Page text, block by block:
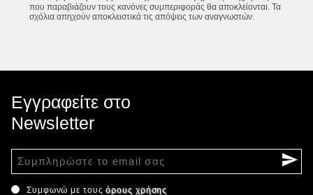
που παραβιάζουν τους κανόνες συμπεριφοράς θα αποκλείονται. Τα
σχόλια απηχούν αποκλειστικά τις απόψεις των αναγνωστών.
Εγγραφείτε στο
Newsletter
Συμφωνώ με τουςόρους χρήσης